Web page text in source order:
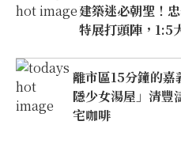
建築迷必朝聖！
特展打頭陣，1:5
離市區15分鐘的嘉
隱少女湯屋」清豐
宅咖啡